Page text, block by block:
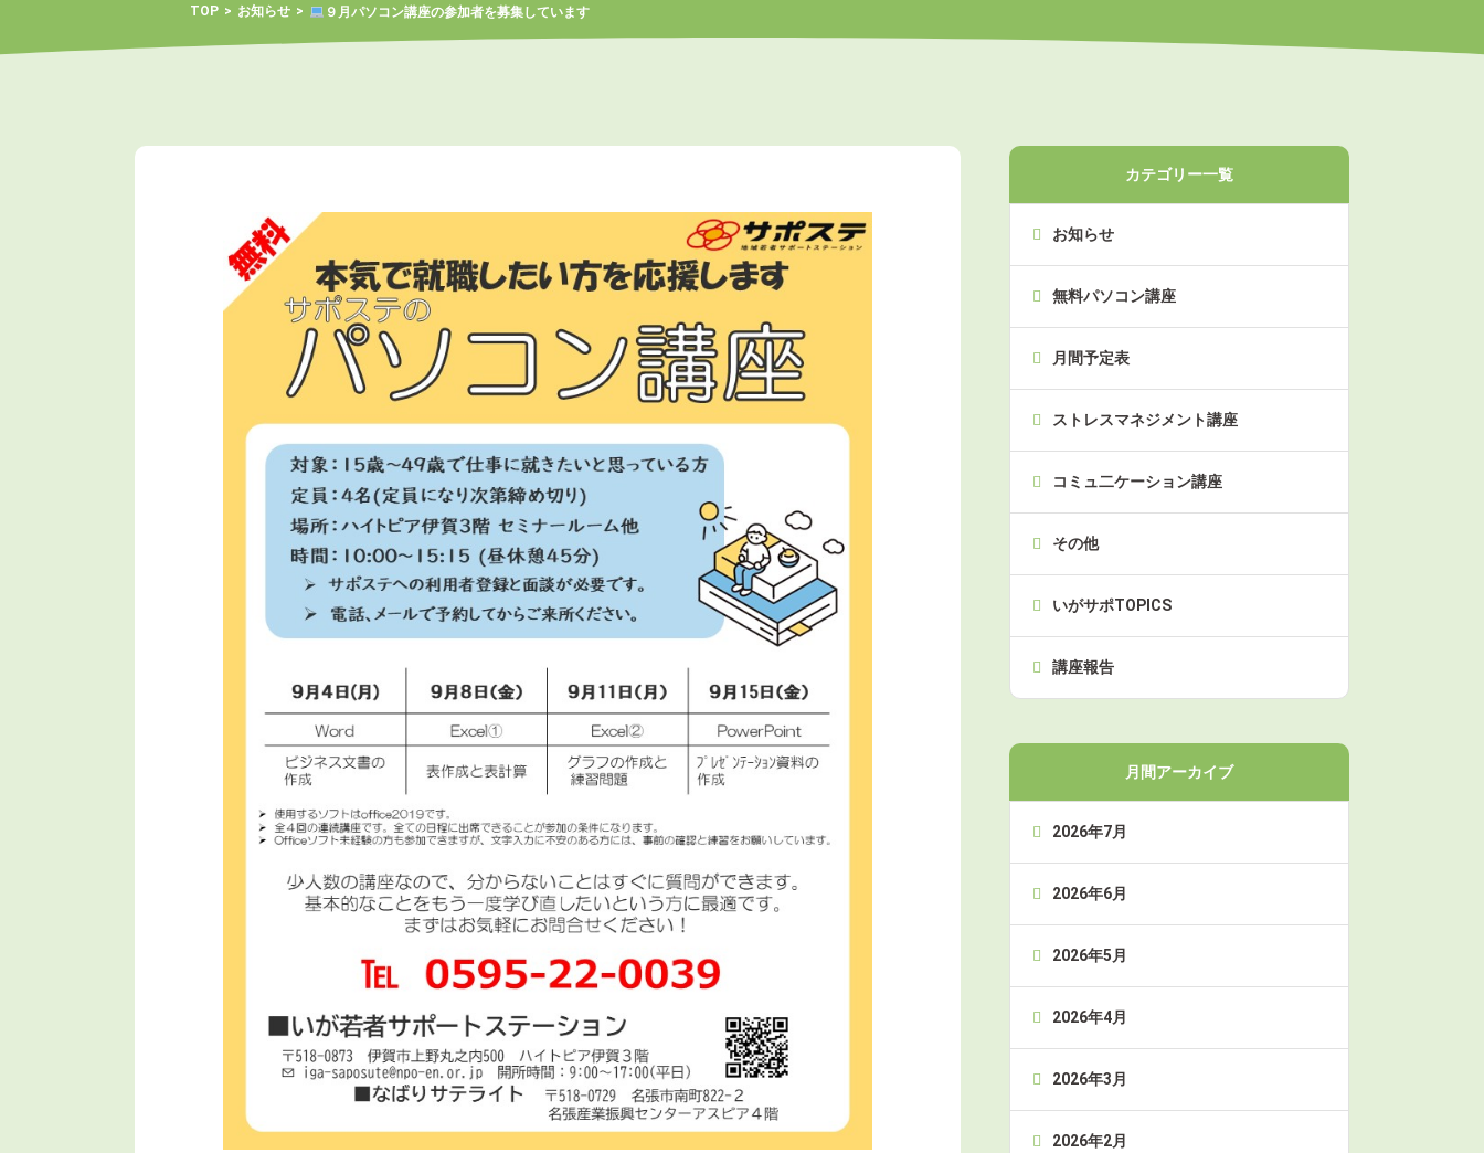
TOP お知らせ ９月パソコン講座の参加者を募集しています
カテゴリー一覧
お知らせ
無料パソコン講座
月間予定表
ストレスマネジメント講座
コミュ二ケーション講座
その他
いがサポTOPICS
講座報告
月間アーカイブ
2026年7月
2026年6月
2026年5月
2026年4月
2026年3月
2026年2月